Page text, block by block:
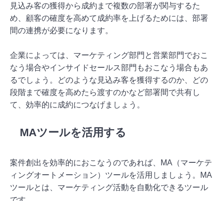
見込み客の獲得から成約まで複数の部署が関与するた
め、顧客の確度を高めて成約率を上げるためには、部署
間の連携が必要になります。
企業によっては、マーケティング部門と営業部門でおこ
なう場合やインサイドセールス部門もおこなう場合もあ
るでしょう。どのような見込み客を獲得するのか、どの
段階まで確度を高めたら渡すのかなど部署間で共有し
て、効率的に成約につなげましょう。
MAツールを活用する
案件創出を効率的におこなうのであれば、MA（マーケテ
ィングオートメーション）ツールを活用しましょう。MA
ツールとは、マーケティング活動を自動化できるツール